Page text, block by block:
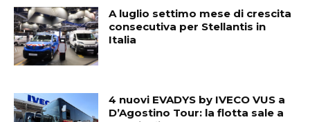
A luglio settimo mese di crescita
consecutiva per Stellantis in
Italia
4 nuovi EVADYS by IVECO VUS a
D’Agostino Tour: la flotta sale a